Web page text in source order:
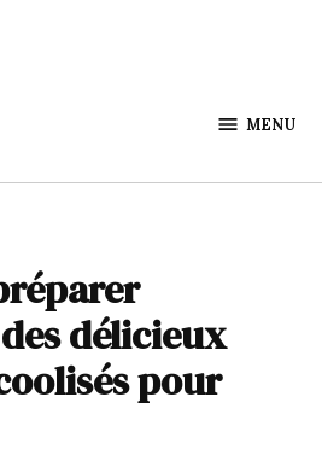
MENU
délicieux
pour